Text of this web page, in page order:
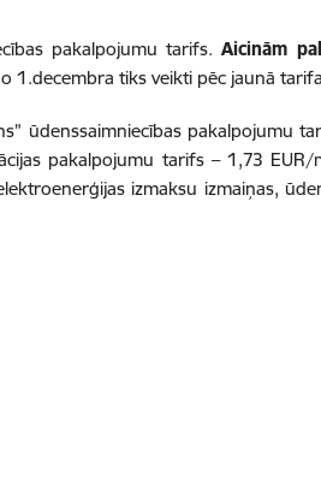
pakalpojumu tarifs.Aicinām
1.decembra tiks veikti pēc jaunā
ūdenssaimniecības pakalpojumu
pakalpojumu tarifs – 1,73 EUR/
izmaksu izmaiņas,